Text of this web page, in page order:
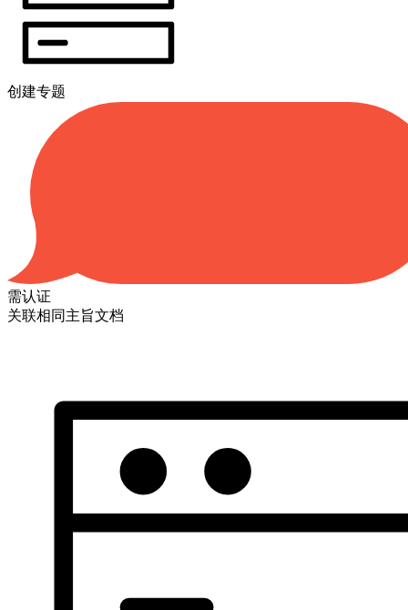
创建专题
需认证
关联相同主旨文档